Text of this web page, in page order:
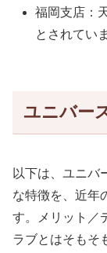
福岡支店：
とされてい
ユニバー
以下は、ユニバ
な特徴を、近年
す。メリット／
ラブとはそもそ